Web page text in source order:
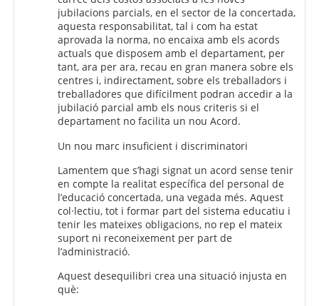
jubilacions parcials, en el sector de la concertada,
aquesta responsabilitat, tal i com ha estat
aprovada la norma, no encaixa amb els acords
actuals que disposem amb el departament, per
tant, ara per ara, recau en gran manera sobre els
centres i, indirectament, sobre els treballadors i
treballadores que difícilment podran accedir a la
jubilació parcial amb els nous criteris si el
departament no facilita un nou Acord.
Un nou marc insuficient i discriminatori
Lamentem que s’hagi signat un acord sense tenir
en compte la realitat específica del personal de
l’educació concertada, una vegada més. Aquest
col·lectiu, tot i formar part del sistema educatiu i
tenir les mateixes obligacions, no rep el mateix
suport ni reconeixement per part de
l’administració.
Aquest desequilibri crea una situació injusta en
què: